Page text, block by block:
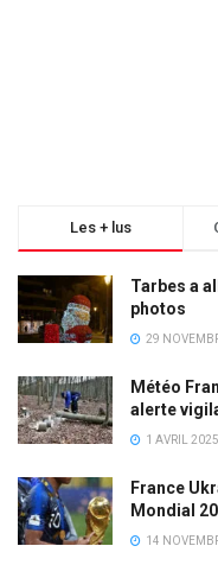
Les + lus
Tarbes a
photos
29
Météo
alerte
1 AVRIL 2025
France
Mondial
14